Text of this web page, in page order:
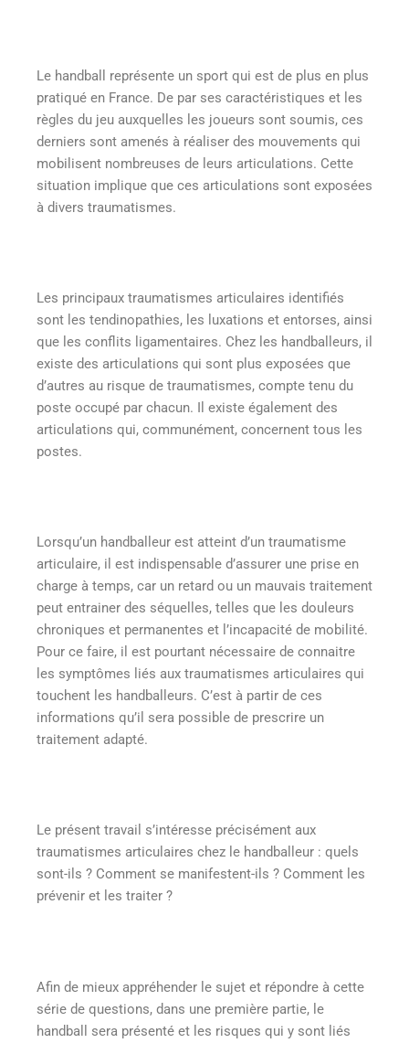
Le handball représente un sport qui est de plus en plus
pratiqué en France. De par ses caractéristiques et les
règles du jeu auxquelles les joueurs sont soumis, ces
derniers sont amenés à réaliser des mouvements qui
mobilisent nombreuses de leurs articulations. Cette
situation implique que ces articulations sont exposées
à divers traumatismes.
Les principaux traumatismes articulaires identifiés
sont les tendinopathies, les luxations et entorses, ainsi
que les conflits ligamentaires. Chez les handballeurs, il
existe des articulations qui sont plus exposées que
d’autres au risque de traumatismes, compte tenu du
poste occupé par chacun. Il existe également des
articulations qui, communément, concernent tous les
postes.
Lorsqu’un handballeur est atteint d’un traumatisme
articulaire, il est indispensable d’assurer une prise en
charge à temps, car un retard ou un mauvais traitement
peut entrainer des séquelles, telles que les douleurs
chroniques et permanentes et l’incapacité de mobilité.
Pour ce faire, il est pourtant nécessaire de connaitre
les symptômes liés aux traumatismes articulaires qui
touchent les handballeurs. C’est à partir de ces
informations qu’il sera possible de prescrire un
traitement adapté.
Le présent travail s’intéresse précisément aux
traumatismes articulaires chez le handballeur : quels
sont-ils ? Comment se manifestent-ils ? Comment les
prévenir et les traiter ?
Afin de mieux appréhender le sujet et répondre à cette
série de questions, dans une première partie, le
handball sera présenté et les risques qui y sont liés